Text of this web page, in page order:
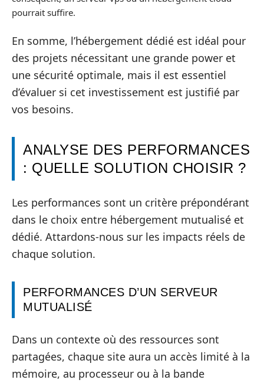
pourrait suffire.
En somme, l’hébergement dédié est idéal pour
des projets nécessitant une grande power et
une sécurité optimale, mais il est essentiel
d’évaluer si cet investissement est justifié par
vos besoins.
ANALYSE DES PERFORMANCES
: QUELLE SOLUTION CHOISIR ?
Les performances sont un critère prépondérant
dans le choix entre hébergement mutualisé et
dédié. Attardons-nous sur les impacts réels de
chaque solution.
PERFORMANCES D’UN SERVEUR
MUTUALISÉ
Dans un contexte où des ressources sont
partagées, chaque site aura un accès limité à la
mémoire, au processeur ou à la bande